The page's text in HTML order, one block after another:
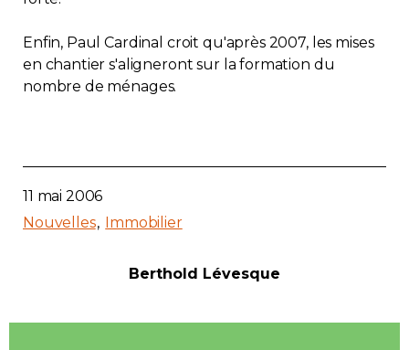
Enfin, Paul Cardinal croit qu'après 2007, les mises
en chantier s'aligneront sur la formation du
nombre de ménages.
11 mai 2006
Nouvelles Immobilier
Berthold Lévesque